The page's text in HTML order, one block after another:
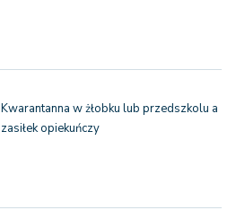
Kwarantanna w żłobku lub przedszkolu a
zasiłek opiekuńczy